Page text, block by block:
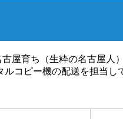
屋育ち（生粋の名古屋人
ルコピー機の配送を担当し